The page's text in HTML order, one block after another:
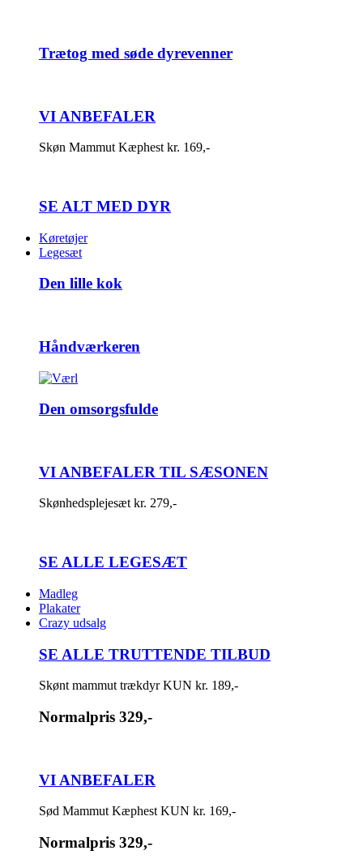
Trætog med søde dyrevenner
VI ANBEFALER
Skøn Mammut Kæphest kr. 169,-
SE ALT MED DYR
Køretøjer
Legesæt
Den lille kok
Håndværkeren
Den omsorgsfulde
VI ANBEFALER TIL SÆSONEN
Skønhedsplejesæt kr. 279,-
SE ALLE LEGESÆT
Madleg
Plakater
Crazy udsalg
SE ALLE TRUTTENDE TILBUD
Skønt mammut trækdyr KUN kr. 189,-
Normalpris 329,-
VI ANBEFALER
Sød Mammut Kæphest KUN kr. 169,-
Normalpris 329,-